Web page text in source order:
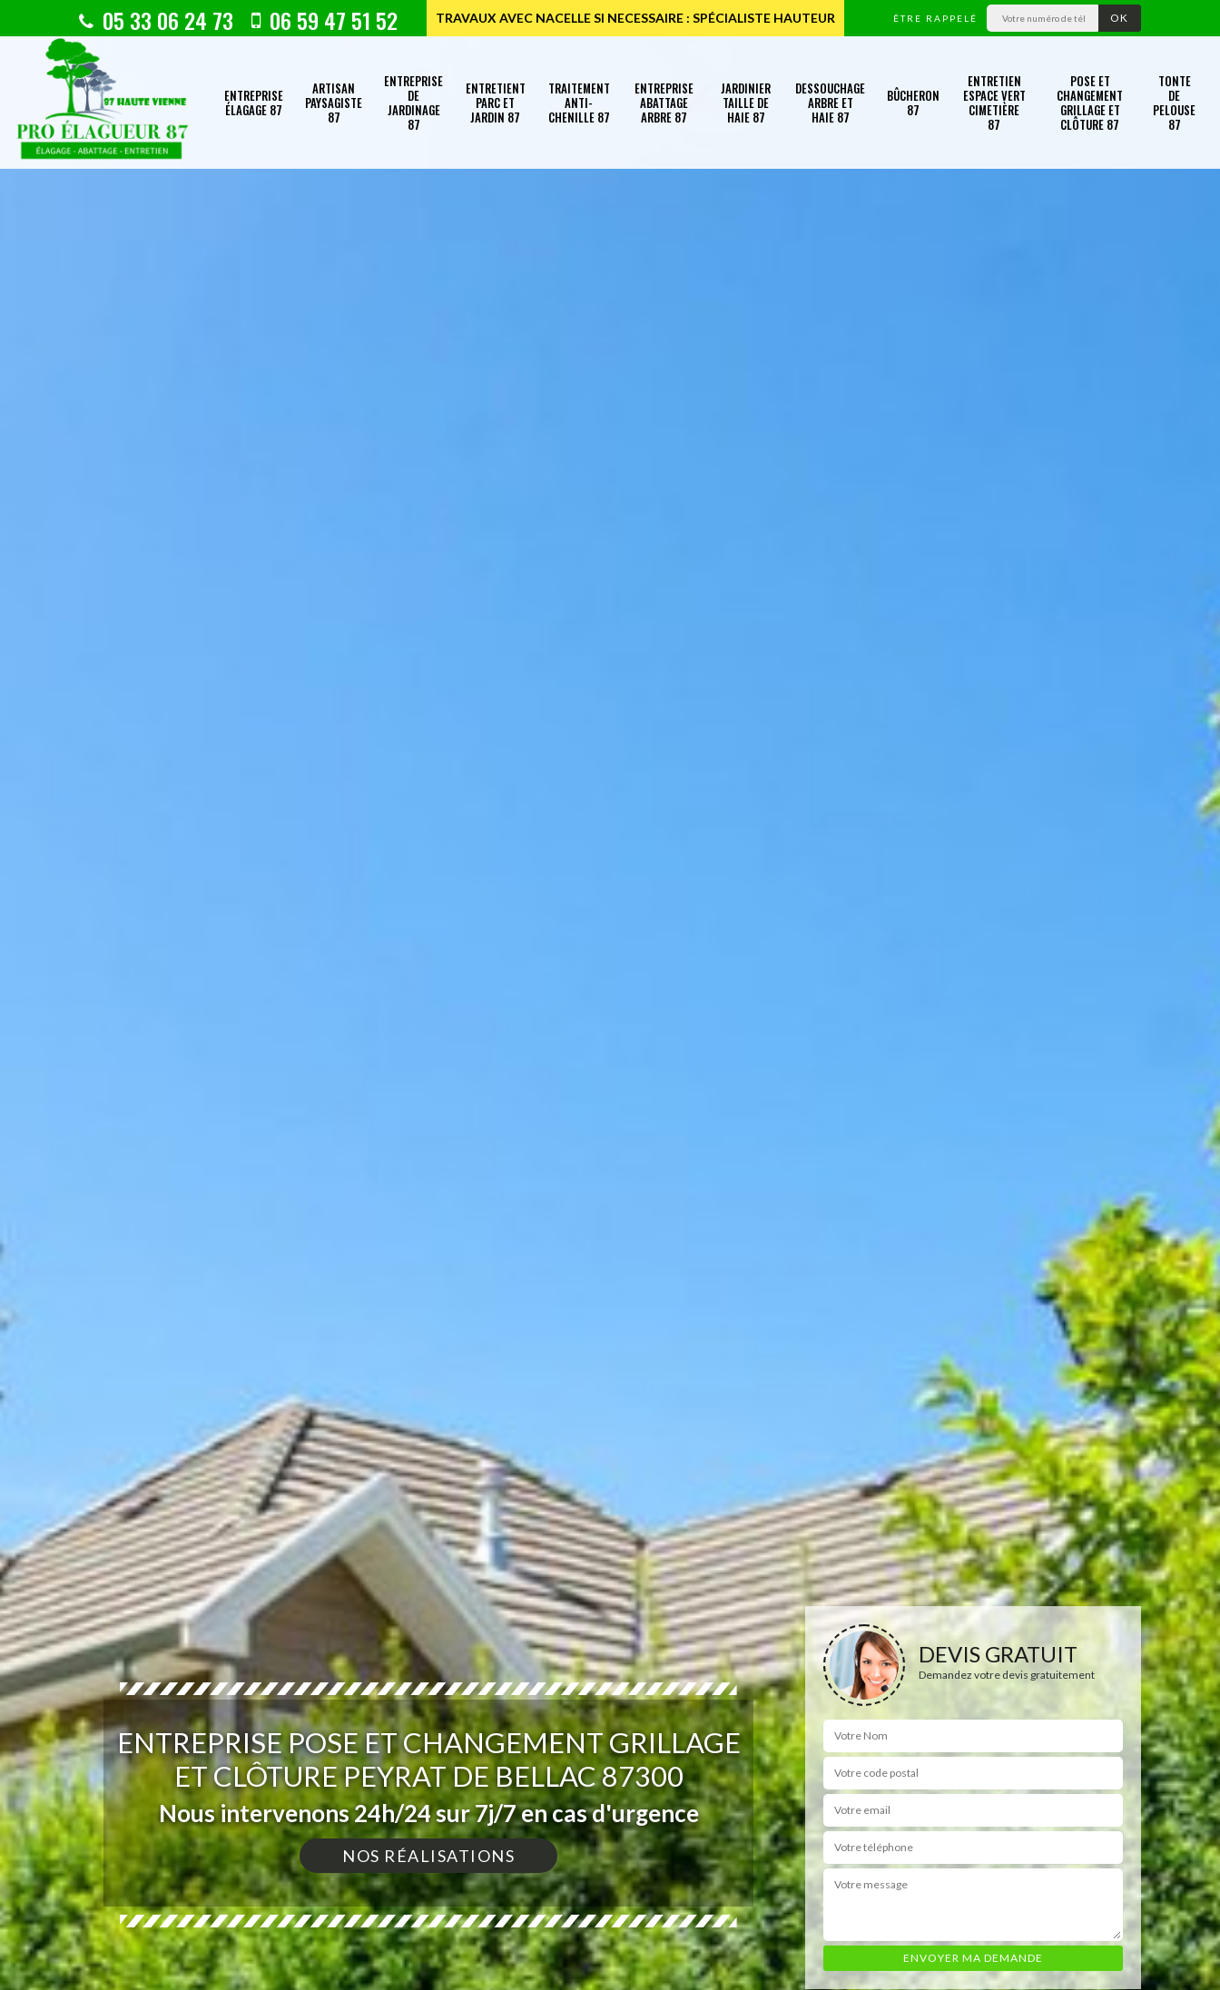
05 33 06 24 73 06 59 47 51 52 TRAVAUX AVEC NACELLE SI NECESSAIRE : SPÉCIALISTE HAUTEUR ÊTRE RAPPELÉ
ENTREPRISE
ÉLAGAGE 87
ARTISAN
PAYSAGISTE
87
ENTREPRISE
DE
JARDINAGE
87
ENTRETIENT
PARC ET
JARDIN 87
TRAITEMENT
ANTI-
CHENILLE 87
ENTREPRISE
ABATTAGE
ARBRE 87
JARDINIER
TAILLE DE
HAIE 87
DESSOUCHAGE
ARBRE ET
HAIE 87
BÛCHERON
87
ENTRETIEN
ESPACE VERT
CIMETIÈRE
87
POSE ET
CHANGEMENT
GRILLAGE ET
CLÔTURE 87
TONTE
DE
PELOUSE
87
ENTREPRISE POSE ET CHANGEMENT GRILLAGE
ET CLÔTURE PEYRAT DE BELLAC 87300
Nous intervenons 24h/24 sur 7j/7 en cas d'urgence
NOS RÉALISATIONS
DEVIS GRATUIT
Demandez votre devis gratuitement